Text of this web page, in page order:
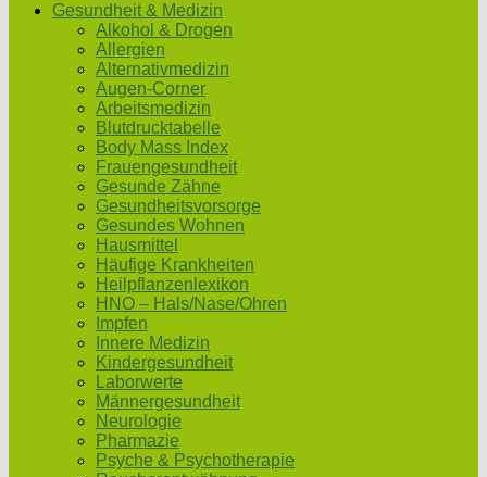
Gesundheit & Medizin
Alkohol & Drogen
Allergien
Alternativmedizin
Augen-Corner
Arbeitsmedizin
Blutdrucktabelle
Body Mass Index
Frauengesundheit
Gesunde Zähne
Gesundheitsvorsorge
Gesundes Wohnen
Hausmittel
Häufige Krankheiten
Heilpflanzenlexikon
HNO – Hals/Nase/Ohren
Impfen
Innere Medizin
Kindergesundheit
Laborwerte
Männergesundheit
Neurologie
Pharmazie
Psyche & Psychotherapie